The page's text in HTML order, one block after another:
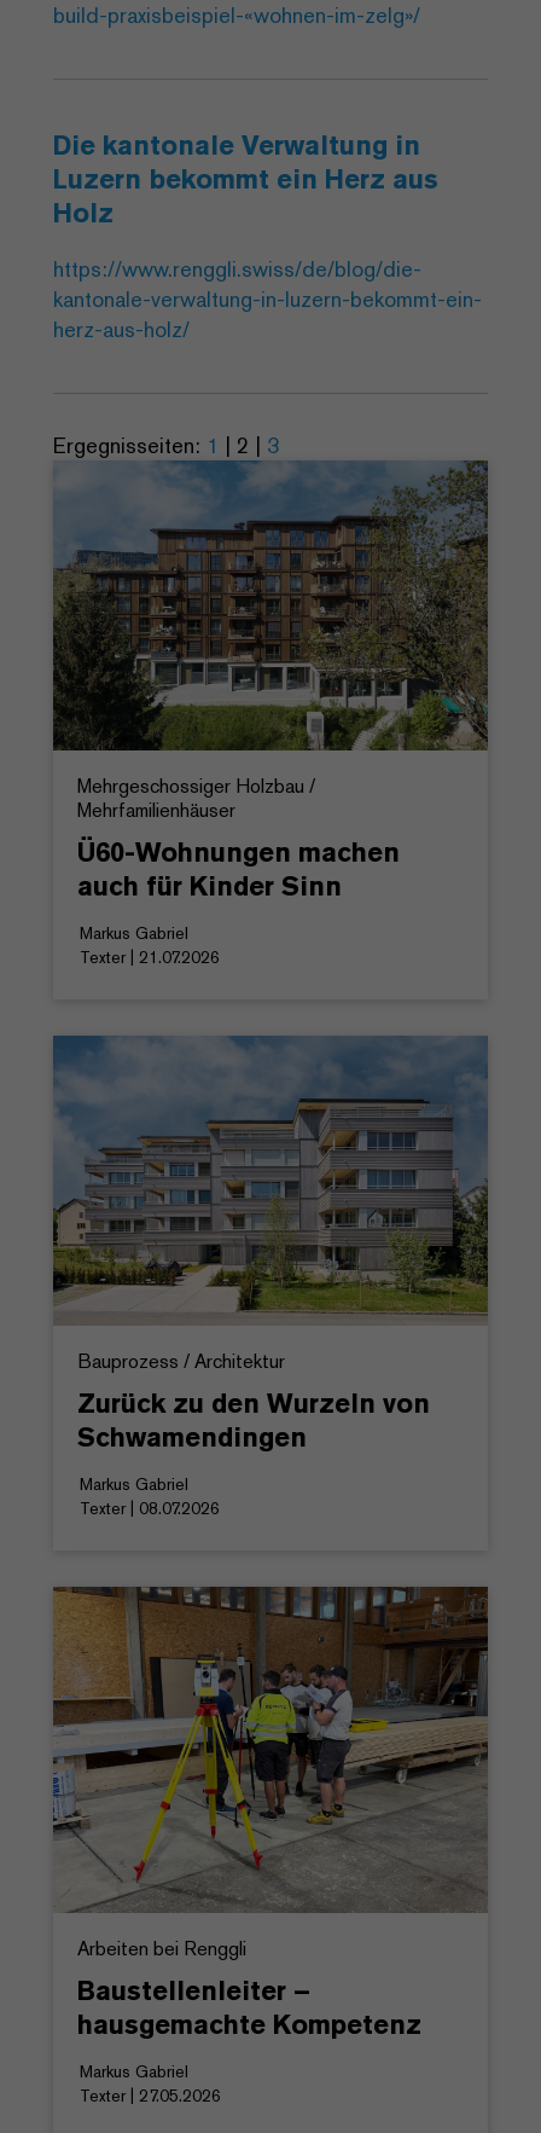
build-praxisbeispiel-«wohnen-im-zelg»/
Die kantonale Verwaltung in
Luzern bekommt ein Herz aus
Holz
https://www.renggli.swiss/de/blog/die-
kantonale-verwaltung-in-luzern-bekommt-ein-
herz-aus-holz/
Ergegnisseiten: 1 | 2 | 3
Mehrgeschossiger Holzbau /
Mehrfamilienhäuser
Ü60-Wohnungen machen
auch für Kinder Sinn
Markus Gabriel
Texter | 21.07.2026
Bauprozess / Architektur
Zurück zu den Wurzeln von
Schwamendingen
Markus Gabriel
Texter | 08.07.2026
Arbeiten bei Renggli
Baustellenleiter –
hausgemachte Kompetenz
Markus Gabriel
Texter | 27.05.2026